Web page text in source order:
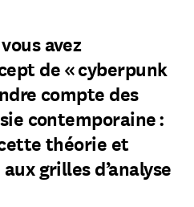
avez
de « cyberpunk
compte des
contemporaine :
théorie et
grilles d’analyse